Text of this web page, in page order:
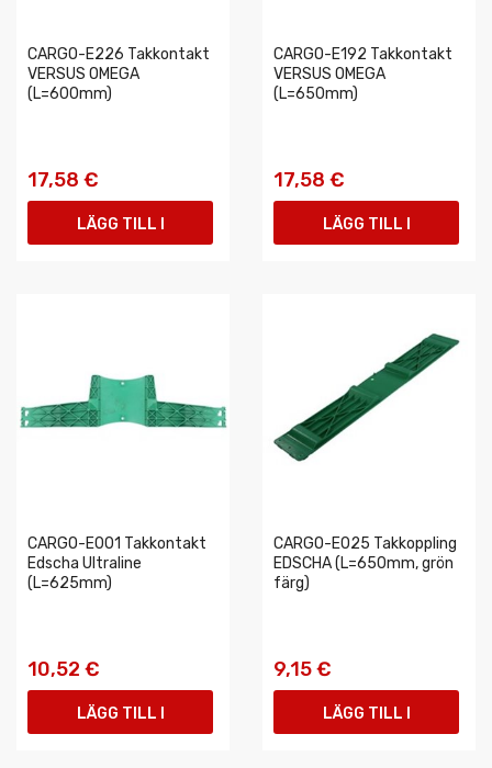
CARGO-E226 Takkontakt
VERSUS OMEGA
(L=600mm)
17,58 €
LÄGG TILL I
CARGO-E192 Takkontakt
VERSUS OMEGA
(L=650mm)
17,58 €
LÄGG TILL I
CARGO-E001 Takkontakt
Edscha Ultraline
(L=625mm)
10,52 €
LÄGG TILL I
CARGO-E025 Takkoppling
EDSCHA (L=650mm, grön
färg)
9,15 €
LÄGG TILL I